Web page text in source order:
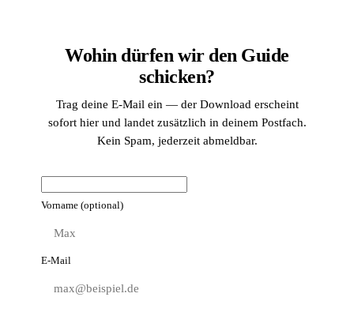
Wohin dürfen wir den Guide
schicken?
Trag deine E-Mail ein — der Download erscheint
sofort hier und landet zusätzlich in deinem Postfach.
Kein Spam, jederzeit abmeldbar.
Vorname (optional)
E-Mail